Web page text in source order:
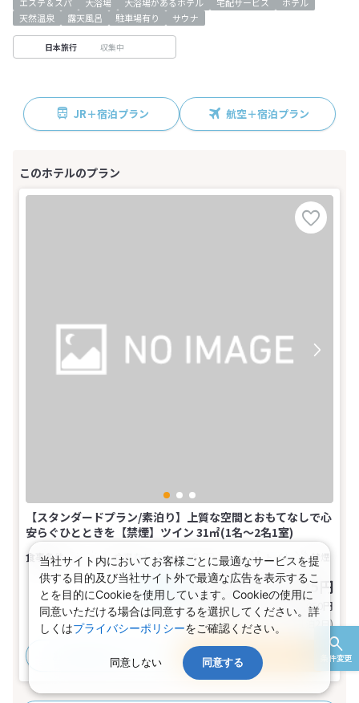
条件変更
天然温泉
露天風呂 駐車場有り サウナ
日本旅行 収集中
JR＋宿泊プラン 航空＋宿泊プラン
【スタンダードプラン/素泊り】上質な空間とおもてなしで心
安らぐひとときを【禁煙】ツイン 31㎡(1名～2名1室)
食事なし 1～2名 ツイン トイレ 禁煙
おとな1名 税込18,285～58,025円
旅行代金合計 36,570〜116,050 円
(おとな2名 こども0名・1部屋/1泊2日)
おすすめポイント プランの詳細
当社サイト内においてお客様ごとに最適なサービスを提
供する目的及び当社サイト外で最適な広告を表示するこ
とを目的にCookieを使用しています。Cookieの使用に
同意いただける場合は同意するを選択してください。詳
しくはプライバシーポリシーをご確認ください。
同意しない 同意する